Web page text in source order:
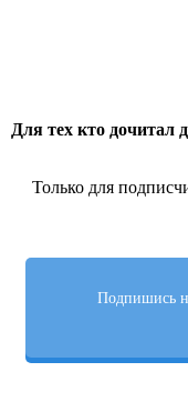
Для тех кто дочитал
Только для
Подпишись